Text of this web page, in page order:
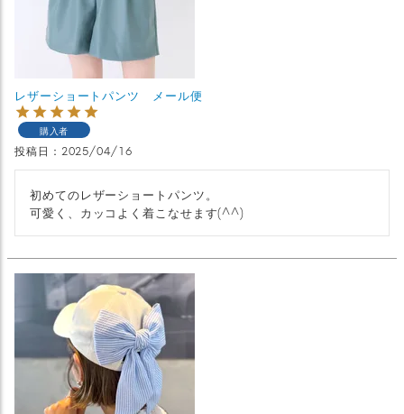
レザーショートパンツ メール便
購入者
投稿日 2025/04/16
初めてのレザーショートパンツ。
可愛く、カッコよく着こなせます(^^)